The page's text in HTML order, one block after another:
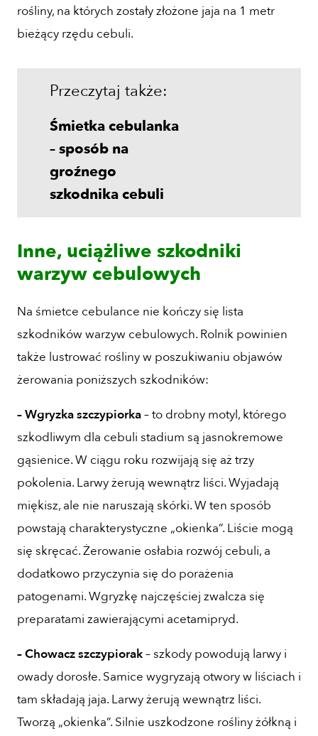
rośliny, na których zostały złożone jaja na 1 metr
bieżący rzędu cebuli.
Przeczytaj także:
Śmietka cebulanka
– sposób na
groźnego
szkodnika cebuli
Inne, uciążliwe szkodniki
warzyw cebulowych
Na śmietce cebulance nie kończy się lista
szkodników warzyw cebulowych. Rolnik powinien
także lustrować rośliny w poszukiwaniu objawów
żerowania poniższych szkodników:
– Wgryzka szczypiorka– to drobny motyl, którego
szkodliwym dla cebuli stadium są jasnokremowe
gąsienice. W ciągu roku rozwijają się aż trzy
pokolenia. Larwy żerują wewnątrz liści. Wyjadają
miękisz, ale nie naruszają skórki. W ten sposób
powstają charakterystyczne „okienka”. Liście mogą
się skręcać. Żerowanie osłabia rozwój cebuli, a
dodatkowo przyczynia się do porażenia
patogenami. Wgryzkę najczęściej zwalcza się
preparatami zawierającymi acetamipryd.
– Chowacz szczypiorak– szkody powodują larwy i
owady dorosłe. Samice wygryzają otwory w liściach i
tam składają jaja. Larwy żerują wewnątrz liści.
Tworzą „okienka”. Silnie uszkodzone rośliny żółkną i